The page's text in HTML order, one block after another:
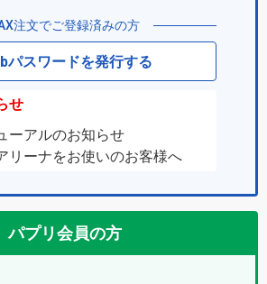
ッ
注文でご登録済みの方
パスワードを発行する
せ
ーアルのお知らせ
リーナをお使いのお客様へ
パプリ会員の方